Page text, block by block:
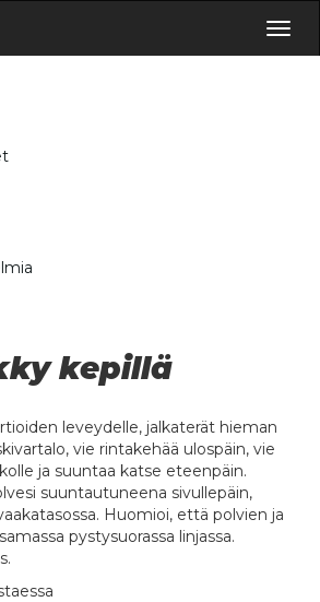
kepillä
leveydelle, jalkaterät hieman
vie rintakehää ulospäin, vie
ja suuntaa katse eteenpäin.
suuntautuneena sivullepäin,
Huomioi, että polvien ja
pystysuorassa linjassa.